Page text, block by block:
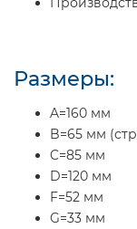
Размеры:
A=160 мм
B=65 мм
C=85 мм
D=120 мм
F=52 мм
G=33 мм